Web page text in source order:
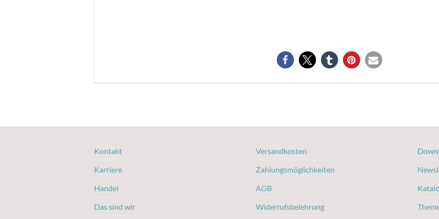
Kontakt
Karriere
Handel
Das sind wir
Versandkosten
Zahlungsmöglichkeiten
AGB
Widerrufsbelehrung